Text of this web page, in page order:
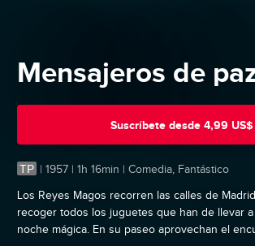
Mensajeros de
Suscríbete desde 4,99 US$
TP | 1957 | 1h 16min | Comedia, Fantástico
Los Reyes Magos recorren las calles de
recoger todos los juguetes que han de llevar
noche mágica. En su paseo aprovechan el